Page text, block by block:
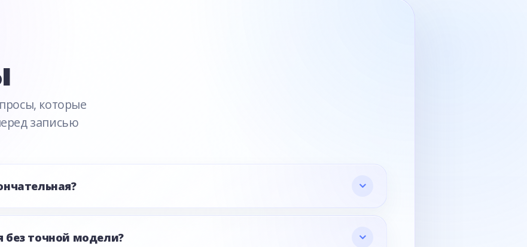
которые
записью
без точной модели?